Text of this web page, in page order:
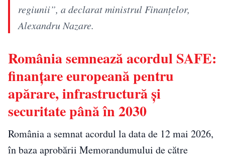
regiunii”, a declarat ministrul Finanțelor,
Alexandru Nazare.
România semnează acordul SAFE:
finanțare europeană pentru
apărare, infrastructură și
securitate până în 2030
România a semnat acordul la data de 12 mai 2026,
în baza aprobării Memorandumului de către